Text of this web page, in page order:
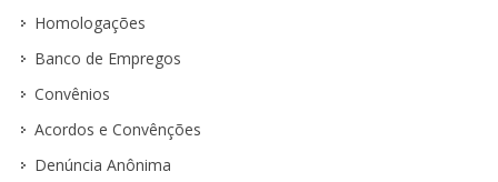
Homologações
Banco de Empregos
Convênios
Acordos e Convênções
Denúncia Anônima